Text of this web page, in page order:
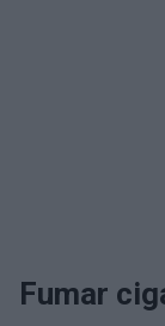
Fumar